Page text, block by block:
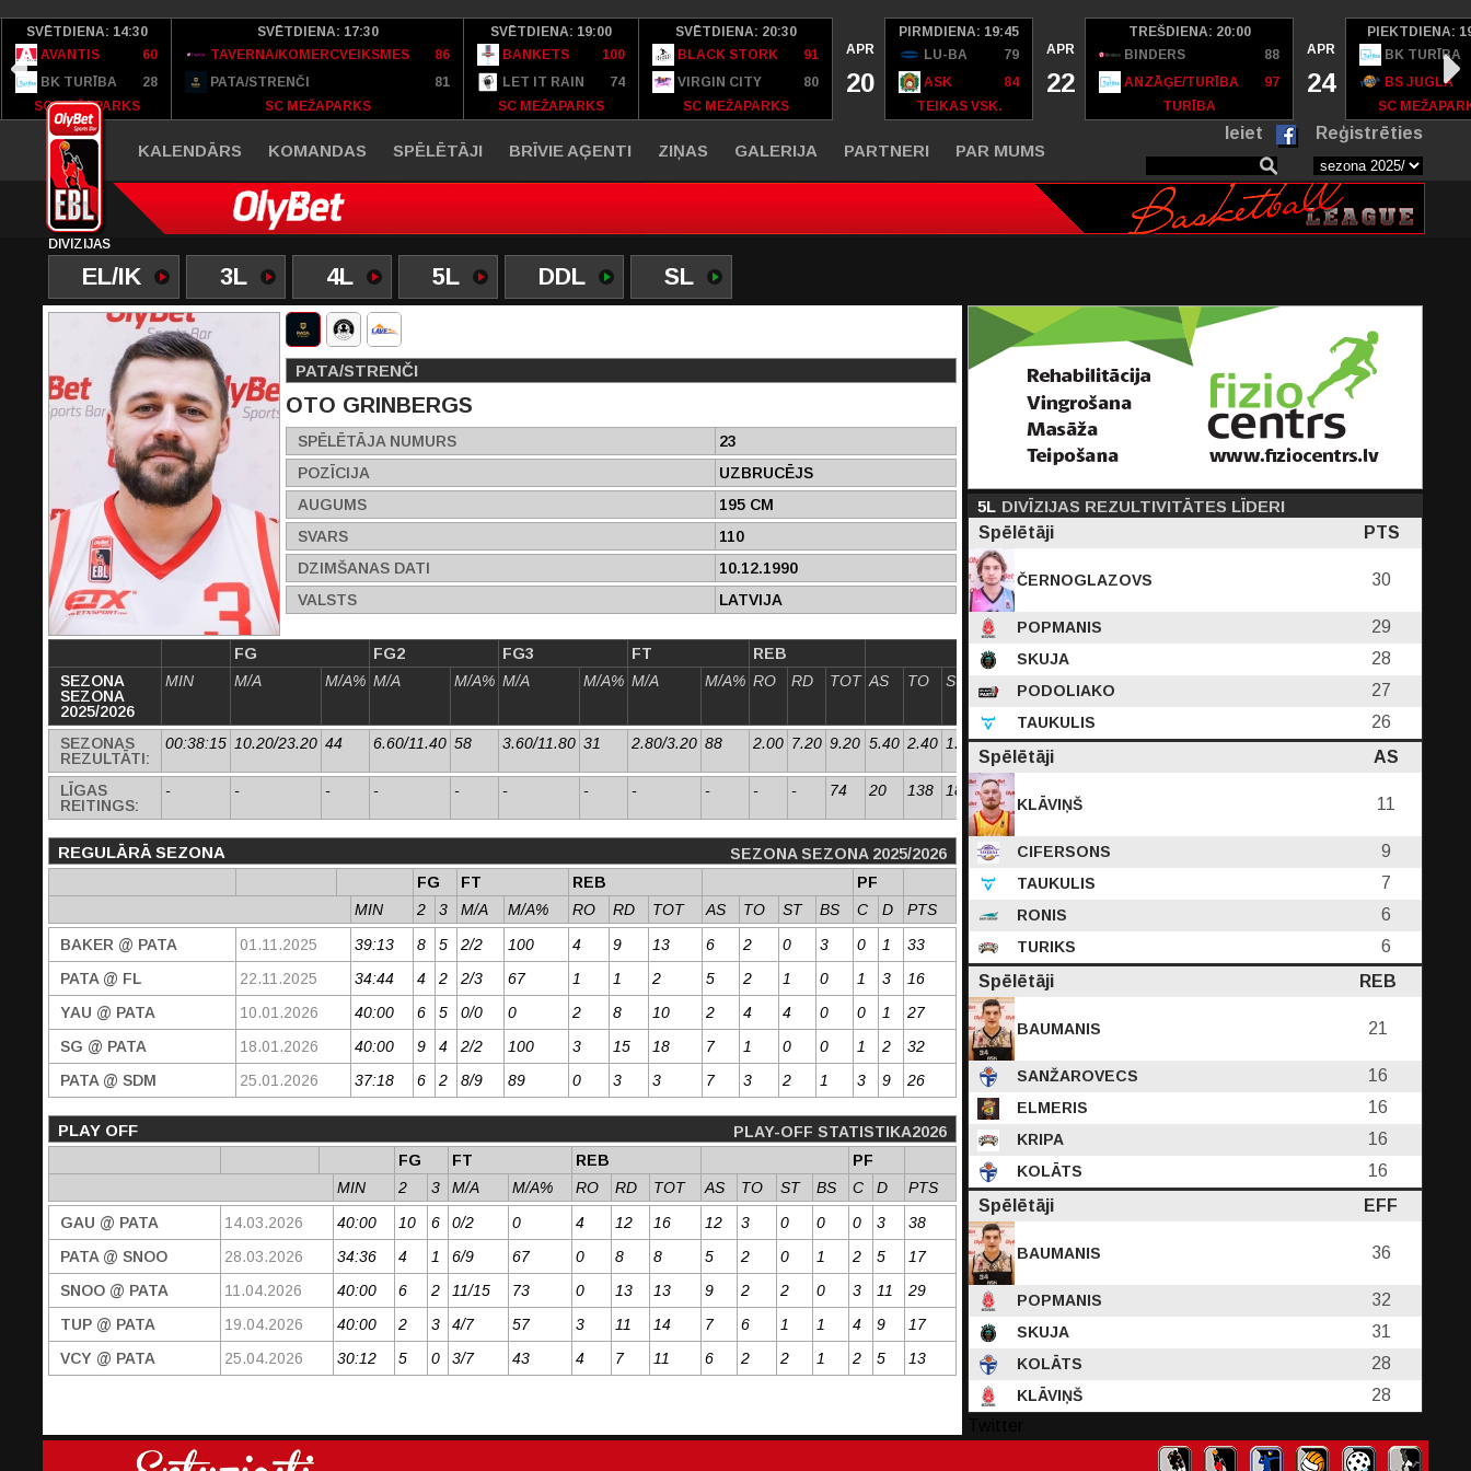
SVĒTDIENA: 14:30
AVANTIS
60
BK TURĪBA
28
SC MEŽAPARKS
SVĒTDIENA: 17:30
TAVERNA/KOMERCVEIKSMES
86
PATA/STRENČI
81
SC MEŽAPARKS
SVĒTDIENA: 19:00
BANKETS
100
LET IT RAIN
74
SC MEŽAPARKS
SVĒTDIENA: 20:30
BLACK STORK
91
VIRGIN CITY
80
SC MEŽAPARKS
APR
20
PIRMDIENA: 19:45
LU-BA
79
ASK
84
TEIKAS VSK.
APR
22
TREŠDIENA: 20:00
BINDERS
88
ANZĀĢE/TURĪBA
97
TURĪBA
APR
24
PIEKTDIENA:
BK TURĪBA
BS JUGLA
SC
KALENDĀRS KOMANDAS SPĒLĒTĀJI BRĪVIE AĢENTI ZIŅAS GALERIJA PARTNERI PAR MUMS
Ieiet Reģistrēties
DIVĪZIJAS
EL/IK 3L 4L 5L DDL SL
PATA/STRENČI
OTO GRINBERGS
SPĒLĒTĀJA NUMURS
23
POZĪCIJA
UZBRUCĒJS
AUGUMS
195 CM
SVARS
110
DZIMŠANAS DATI
10.12.1990
VALSTS
LATVIJA
FG FG2 FG3 FT REB
PF
SEZONA
SEZONA
2025/2026
MIN M/A M/A% M/A M/A% M/A M/A% M/A M/A% RO RD TOT AS TO ST
SEZONAS
REZULTĀTI:
00:38:15 10.20/23.20 44 6.60/11.40 58 3.60/11.80 31 2.80/3.20 88 2.00 7.20 9.20 5.40 2.40 1.40 0.80 1.00 3.20 27.80 26.80
LĪGAS
REITINGS:
- - - - - - - - - - - 74 20 138 180 51
REGULĀRĀ SEZONA
SEZONA SEZONA 2025/2026
FG
FT REB
PF
MIN
2 3 M/A M/A% RO RD TOT AS TO ST BS C D
PTS
BAKER @ PATA
01.11.2025 39:13 8 5 2/2 100 4 9 13 6 2 0 3 0 1
33
PATA @ FL
22.11.2025 34:44 4 2 2/3 67 1 1 2 5 2 1 0 1 3
16
YAU @ PATA
10.01.2026 40:00 6 5 0/0 0 2 8 10 2 4 4 0 0 1
27
SG @ PATA
18.01.2026 40:00 9 4 2/2 100 3 15 18 7 1 0 0 1 2
32
PATA @ SDM
25.01.2026 37:18 6 2 8/9 89 0 3 3 7 3 2 1 3 9 26
PLAY OFF
PLAY-OFF STATISTIKA2026
FG
FT REB
PF
MIN
2 3 M/A M/A% RO RD TOT AS TO ST BS C D
PTS
GAU @ PATA
14.03.2026 40:00 10 6 0/2 0 4 12 16 12 3 0 0 0 3
38
PATA @ SNOO
28.03.2026 34:36 4 1 6/9 67 0 8 8 5 2 0 1 2 5
17
SNOO @ PATA
11.04.2026 40:00 6 2 11/15 73 0 13 13 9 2 2 0 3 11
29
TUP @ PATA
19.04.2026 40:00 2 3 4/7 57 3 11 14 7 6 1 1 4 9
17
VCY @ PATA
25.04.2026 30:12 5 0 3/7 43 4 7 11 6 2 2 1 2 5 13
5L DIVĪZIJAS REZULTIVITĀTES LĪDERI
Spēlētāji
PTS
ČERNOGLAZOVS 30
POPMANIS 29
SKUJA 28
PODOLIAKO 27
TAUKULIS
26
Spēlētāji
AS
KLĀVIŅŠ 11
CIFERSONS 9
TAUKULIS 7
RONIS 6
TURIKS
6
Spēlētāji
REB
BAUMANIS 21
SANŽAROVECS 16
ELMERIS 16
KRIPA 16
KOLĀTS
16
Spēlētāji
EFF
BAUMANIS 36
POPMANIS 32
SKUJA 31
KOLĀTS 28
KLĀVIŅŠ
28